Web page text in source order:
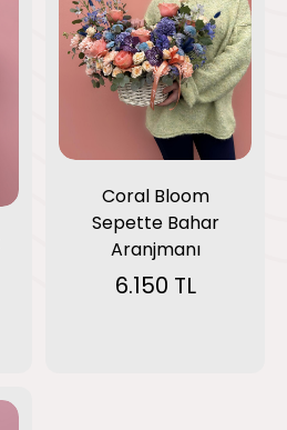
Coral Bloom
Sepette Bahar
Aranjmanı
6.150 TL